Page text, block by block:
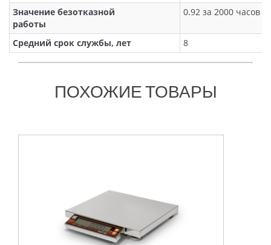
Значение безотказной
работы
0.92 за 2000 часов
Средний срок службы, лет 8
ПОХОЖИЕ ТОВАРЫ